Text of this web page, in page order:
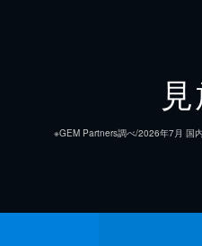
※GEM Partners調べ/2026年7⽉ 国